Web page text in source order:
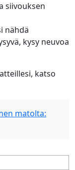
siivouksen
nähdä
kysy neuvoa
katso
matolta: